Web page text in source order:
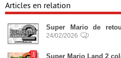
Articles en relation
Super Mario de
24/02/2026
Super Mario Land 2